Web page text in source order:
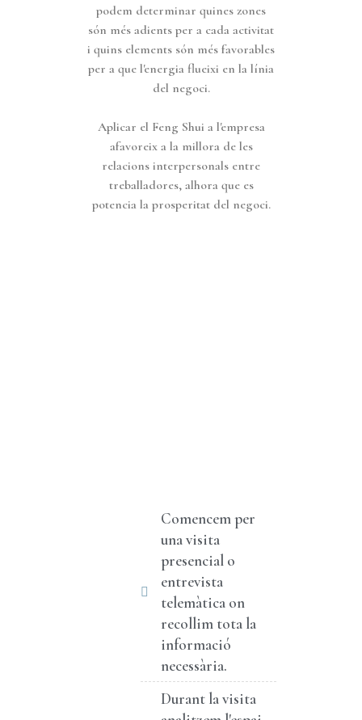
podem determinar quines zones
són més adients per a cada activitat
i quins elements són més favorables
per a que l'energia flueixi en la línia
del negoci.
Aplicar el Feng Shui a l'empresa
afavoreix a la millora de les
relacions interpersonals entre
treballadores, alhora que es
potencia la prosperitat del negoci.
Comencem per
una visita
presencial o
entrevista
telemàtica on
recollim tota la
informació
necessària.
Durant la visita